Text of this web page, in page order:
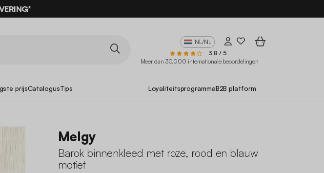
NL/NL
3,8 / 5
Meer dan 30.000 internationale beoordelingen
prijsCatalogusTips LoyaliteitsprogrammaB2B platform
Melgy
Barok binnenkleed met roze, rood en blauw
motief